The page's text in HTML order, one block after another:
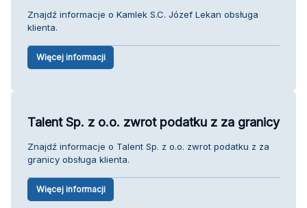
Znajdź informacje o Kamlek S.C. Józef Lekan obsługa
klienta.
Więcej informacji
Talent Sp. z o.o. zwrot podatku z za granicy
Znajdź informacje o Talent Sp. z o.o. zwrot podatku z za
granicy obsługa klienta.
Więcej informacji